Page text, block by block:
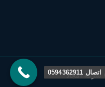
اتصال 0594362911